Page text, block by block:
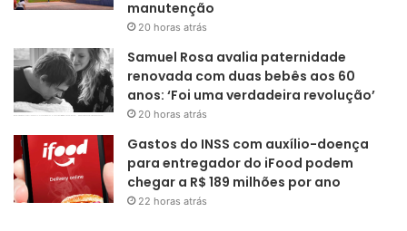
manutenção
20 horas atrás
Samuel Rosa avalia paternidade
renovada com duas bebês aos 60
anos: ‘Foi uma verdadeira revolução’
20 horas atrás
Gastos do INSS com auxílio-doença
para entregador do iFood podem
chegar a R$ 189 milhões por ano
22 horas atrás